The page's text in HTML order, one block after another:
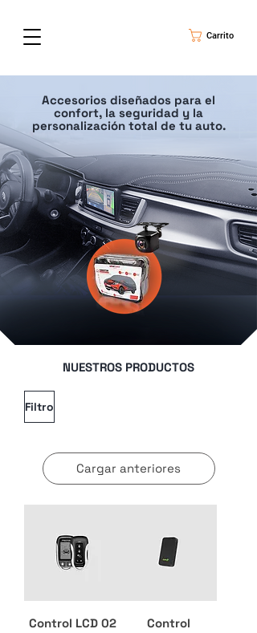
Carrito
Accesorios diseñados para el
confort, la seguridad y la
personalización total de tu auto.
NUESTROS PRODUCTOS
Filtro
Cargar anteriores
Control LCD 02
Control